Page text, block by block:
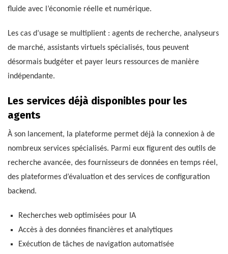
fluide avec l’économie réelle et numérique.
Les cas d’usage se multiplient : agents de recherche, analyseurs
de marché, assistants virtuels spécialisés, tous peuvent
désormais budgéter et payer leurs ressources de manière
indépendante.
Les services déjà disponibles pour les
agents
À son lancement, la plateforme permet déjà la connexion à de
nombreux services spécialisés. Parmi eux figurent des outils de
recherche avancée, des fournisseurs de données en temps réel,
des plateformes d’évaluation et des services de configuration
backend.
Recherches web optimisées pour IA
Accès à des données financières et analytiques
Exécution de tâches de navigation automatisée